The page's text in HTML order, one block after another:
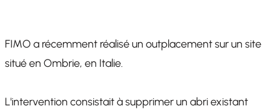
FIMO a récemment réalisé un outplacement sur un site
situé en Ombrie, en Italie.
L'intervention consistait à supprimer un abri existant